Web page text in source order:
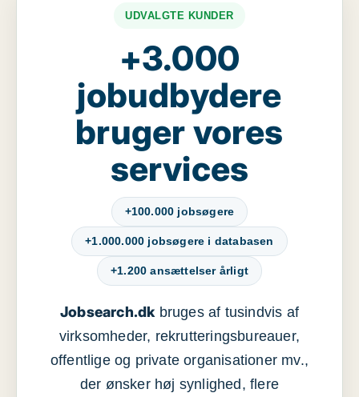
UDVALGTE KUNDER
+3.000
jobudbydere
bruger vores
services
+100.000 jobsøgere
+1.000.000 jobsøgere i databasen
+1.200 ansættelser årligt
Jobsearch.dkbruges af tusindvis af
virksomheder, rekrutteringsbureauer,
offentlige og private organisationer mv.,
der ønsker høj synlighed, flere